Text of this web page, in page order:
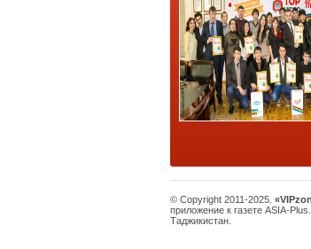
© Copyright 2011-2025.
приложение к газете ASIA-
Таджикистан.